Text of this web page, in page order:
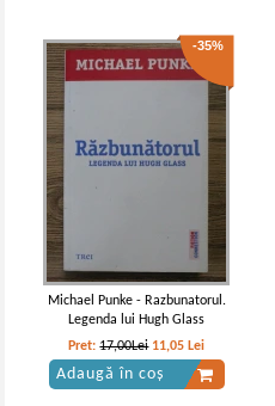
Thomas Mann - Casa Buddenbrook
-35%
Michael Punke - Razbunatorul.
Legenda lui Hugh Glass
Pret:17,00Lei 11,05 Lei
Adaugă în coș